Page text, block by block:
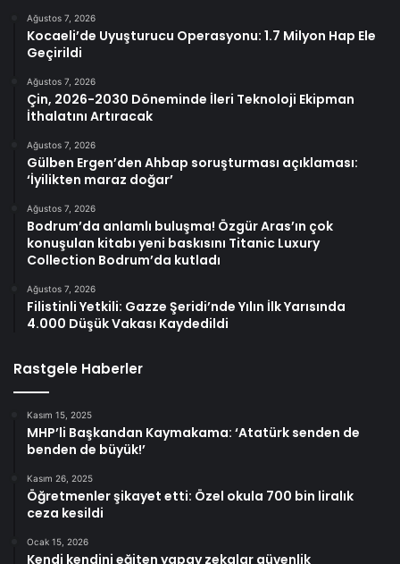
Ağustos 7, 2026
Kocaeli’de Uyuşturucu Operasyonu: 1.7 Milyon Hap Ele
Geçirildi
Ağustos 7, 2026
Çin, 2026-2030 Döneminde İleri Teknoloji Ekipman
İthalatını Artıracak
Ağustos 7, 2026
Gülben Ergen’den Ahbap soruşturması açıklaması:
‘İyilikten maraz doğar’
Ağustos 7, 2026
Bodrum’da anlamlı buluşma! Özgür Aras’ın çok
konuşulan kitabı yeni baskısını Titanic Luxury
Collection Bodrum’da kutladı
Ağustos 7, 2026
Filistinli Yetkili: Gazze Şeridi’nde Yılın İlk Yarısında
4.000 Düşük Vakası Kaydedildi
Rastgele Haberler
Kasım 15, 2025
MHP’li Başkandan Kaymakama: ‘Atatürk senden de
benden de büyük!’
Kasım 26, 2025
Öğretmenler şikayet etti: Özel okula 700 bin liralık
ceza kesildi
Ocak 15, 2026
Kendi kendini eğiten yapay zekalar güvenlik